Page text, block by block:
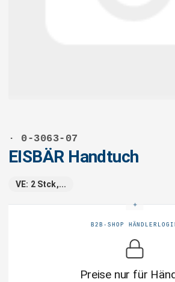
· 0-3063-07
EISBÄR Handtuch
VE: 2 Stck,...
B2B-SHOP
Preise nur für